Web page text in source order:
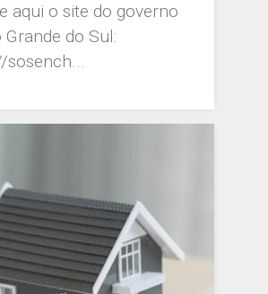
aqui o site do governo
Grande do Sul:
sosench...